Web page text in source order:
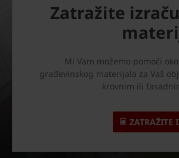
Zatražite
Mi Vam možemo pomoći
građevinskog materijala za Vaš
krovnim ili
ZATRAŽITE